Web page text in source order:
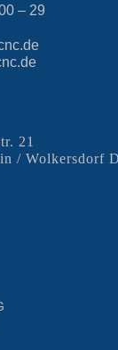
– 29
21
/ Wolkersdorf